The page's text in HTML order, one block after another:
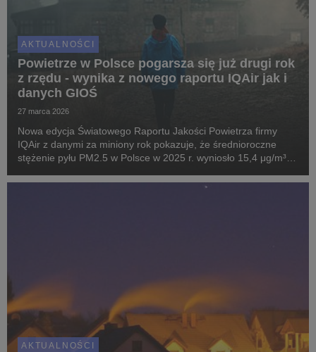
AKTUALNOŚCI
Powietrze w Polsce pogarsza się już drugi rok
z rzędu - wynika z nowego raportu IQAir jak i
danych GIOŚ
27 marca 2026
Nowa edycja Światowego Raportu Jakości Powietrza firmy
IQAir z danymi za miniony rok pokazuje, że średnioroczne
stężenie pyłu PM2.5 w Polsce w 2025 r. wyniosło 15,4 μg/m³,
Oficjalne polskie dane potwierdzają te ...
AKTUALNOŚCI